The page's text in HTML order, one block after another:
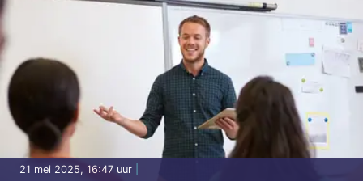
21 mei 2025, 16:47 uur